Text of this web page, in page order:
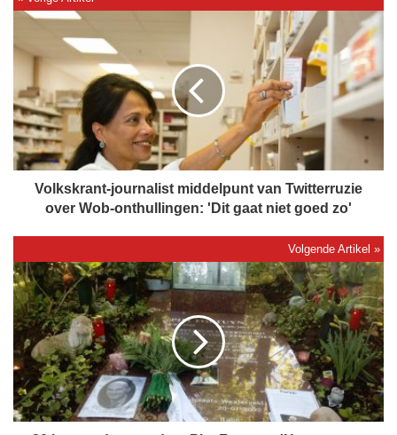
l
s
k
r
a
n
u
r
n
a
i
s
t
m
Volkskrant-journalist middelpunt van Twitterruzie
over Wob-onthullingen: 'Dit gaat niet goed zo'
2
0
j
a
a
r
n
a
d